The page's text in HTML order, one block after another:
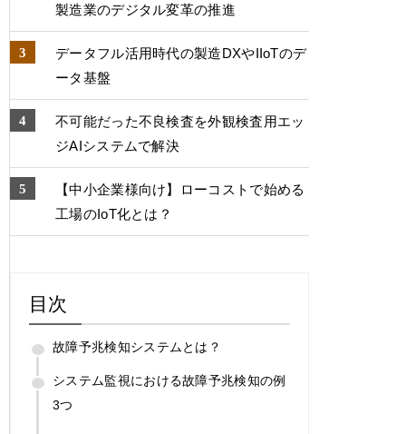
製造業のデジタル変⾰の推進
データフル活用時代の製造DXやIIoTのデ
ータ基盤
不可能だった不良検査を外観検査用エッ
ジAIシステムで解決
【中小企業様向け】ローコストで始める
工場のIoT化とは？
目次
故障予兆検知システムとは？
システム監視における故障予兆検知の例
3つ